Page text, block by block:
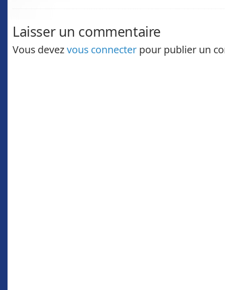
Laisser un commentaire
Vous devezvous connecter pour publier un